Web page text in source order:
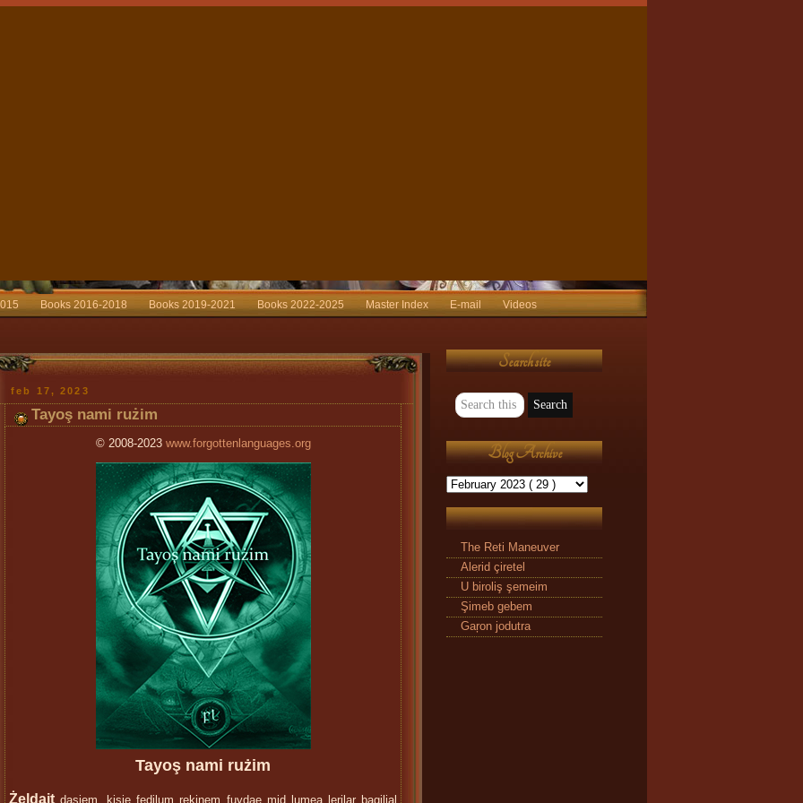
Books 2016-2018 Books 2019-2021 Books 2022-2025 Master Index E-mail
Videos
feb 17, 2023
Tayoş nami rużim
© 2008-2023 www.forgottenlanguages.org
Tayoş nami rużim
Żeldait
Search site
Blog Archive
The Reti Maneuver
Alerid çiretel
U biroliş şemeim
Şimeb gebem
Gaŗon jodutra